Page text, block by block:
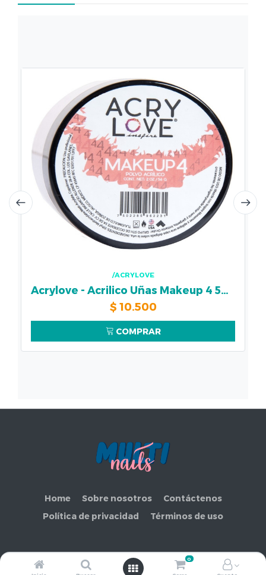
0
/ACRYLOVE
Acrylove - Acrilico Uñas Makeup 4 56gr
$ 10.500
COMPRAR
Home Sobre nosotros
Contáctenos
Política de privacidad
Términos de uso
Copyright ©COMERCIAL MAKEMORE LIMITADA